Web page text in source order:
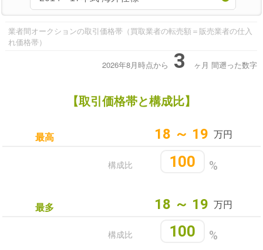
業者間オークションの取引価格帯（買取業者の転売額＝販売業者の仕入
れ価格帯）
2026年8月時点から 3 ヶ月 間遡った数字
【取引価格帯と構成比】
最高 18 ～ 19 万円
%
100
構成比
最多 18 ～ 19 万円
%
100
構成比